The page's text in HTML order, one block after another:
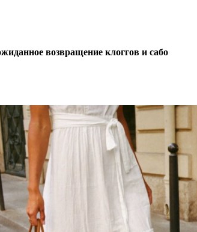
возвращение клоггов и сабо